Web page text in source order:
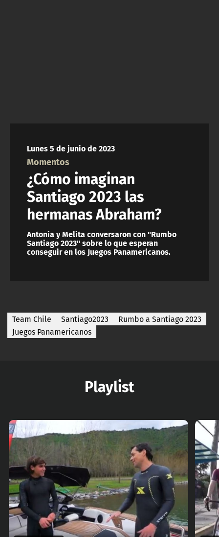
Lunes 5 de junio de 2023
Momentos
¿Cómo imaginan
Santiago 2023 las
hermanas Abraham?
Antonia y Melita conversaron con "Rumbo
Santiago 2023" sobre lo que esperan
conseguir en los Juegos Panamericanos.
Team Chile Santiago2023
Rumbo a Santiago 2023
Juegos Panamericanos
Playlist